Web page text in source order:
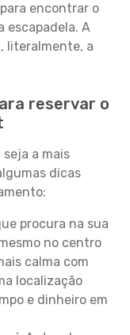
para encontrar o
escapadela. A
literalmente, a
reservar o
seja a mais
dicas
procura na sua
no centro
calma com
localização
e dinheiro em